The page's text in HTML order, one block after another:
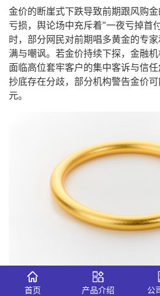
金价的断崖式下跌导致前期跟风购
亏损，舆论场中充斥着"一夜亏掉首
时，部分网民对前期唱多黄金的专
满与嘲讽。若金价持续下探，金融
面临高位套牢客户的集中客诉与信
抄底存在分歧，部分机构警告金价
元。
1.风险评级-中等风险
首页 产品介绍 公